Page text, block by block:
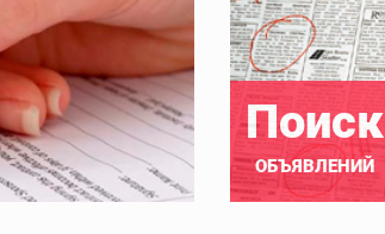
Поиск
ОБЪЯВЛЕНИЙ